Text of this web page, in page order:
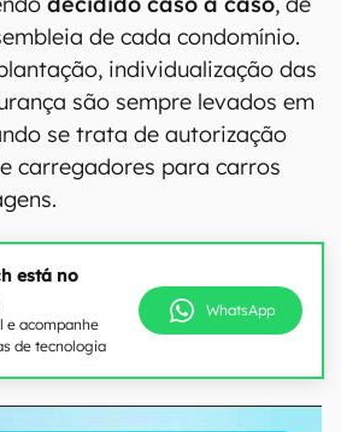
de cada condomínio.
individualização das
são sempre levados em
se trata de autorização
carregadores para carros
está no
e acompanhe
de tecnologia
WhatsApp